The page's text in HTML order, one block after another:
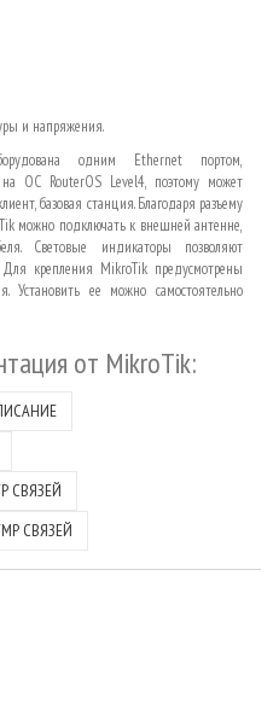
и напряжения.
одним Ethernet портом,
ОС RouterOS Level4, поэтому может
базовая станция. Благодаря разъему
можно подключать к внешней антенне,
Световые индикаторы позволяют
Для крепления MikroTik предусмотрены
ее можно самостоятельно
от MikroTik:
СВЯЗЕЙ
СВЯЗЕЙ